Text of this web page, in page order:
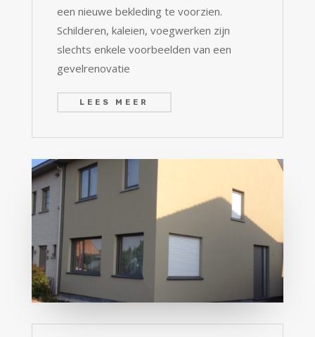
een nieuwe bekleding te voorzien.
Schilderen, kaleien, voegwerken zijn
slechts enkele voorbeelden van een
gevelrenovatie
LEES MEER